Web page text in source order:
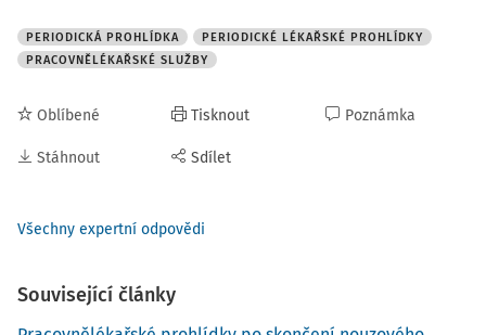
PERIODICKÁ PROHLÍDKA
PERIODICKÉ LÉKAŘSKÉ PROHLÍDKY
PRACOVNĚLÉKAŘSKÉ SLUŽBY
Oblíbené
Stáhnout
Tisknout
Sdílet
Poznámka
Všechny expertní odpovědi
Související články